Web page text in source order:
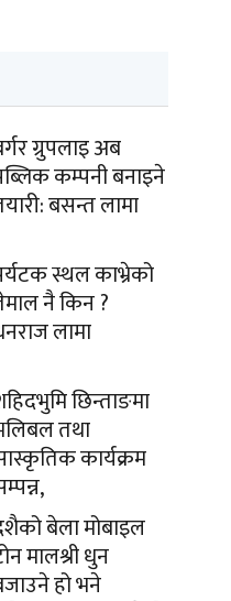
ग्रुपलाइ अब
कम्पनी बनाइने
बसन्त लामा
स्थल काभ्रेको
नै किन ?
लामा
छिन्ताङमा
तथा
कार्यक्रम
बेला मोबाइल
मालश्री धुन
हो भने